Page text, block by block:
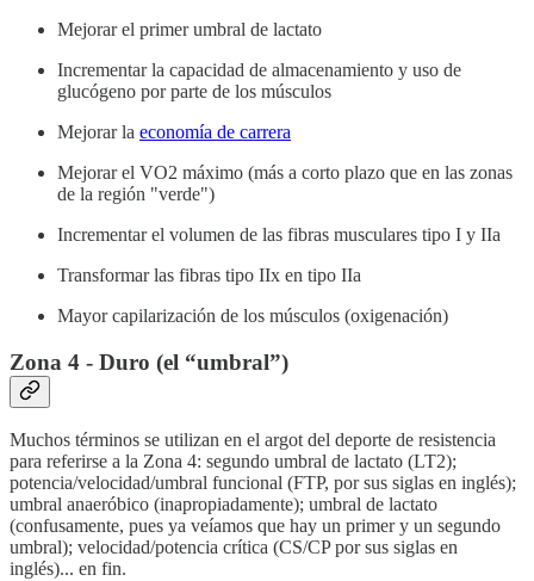
Mejorar el primer umbral de lactato
Incrementar la capacidad de almacenamiento y uso de
glucógeno por parte de los músculos
Mejorar la economía de carrera
Mejorar el VO2 máximo (más a corto plazo que en las zonas
de la región "verde")
Incrementar el volumen de las fibras musculares tipo I y IIa
Transformar las fibras tipo IIx en tipo IIa
Mayor capilarización de los músculos (oxigenación)
Zona 4 - Duro (el “umbral”)
Muchos términos se utilizan en el argot del deporte de resistencia
para referirse a la Zona 4: segundo umbral de lactato (LT2);
potencia/velocidad/umbral funcional (FTP, por sus siglas en inglés);
umbral anaeróbico (inapropiadamente); umbral de lactato
(confusamente, pues ya veíamos que hay un primer y un segundo
umbral); velocidad/potencia crítica (CS/CP por sus siglas en
inglés)... en fin.